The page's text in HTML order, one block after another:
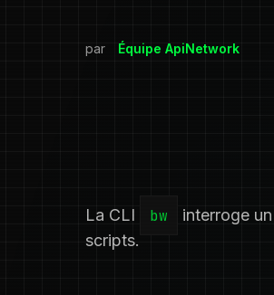
par Équipe ApiNetwork
La CLI bw
interroge
scripts.